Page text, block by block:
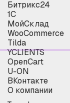
Битрикс24
1С
МойСклад
WooCommerce
Tilda
YCLIENTS
OpenCart
U-ON
ВКонтакте
О компании